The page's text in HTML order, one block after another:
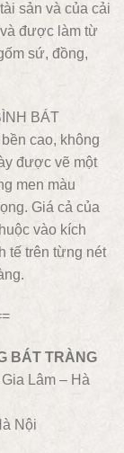
sản và của cải
được làm từ
sứ, đồng,
BÁT
cao, không
được vẽ một
men màu
Giá cả của
vào kích
tế trên từng nét
BÁT TRÀNG
Lâm – Hà
Nội